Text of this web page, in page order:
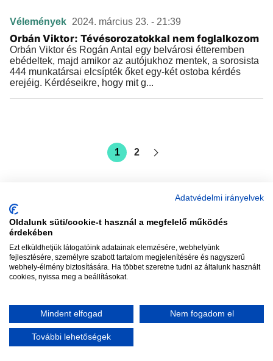
Vélemények 2024. március 23. - 21:39
Orbán Viktor: Tévésorozatokkal nem foglalkozom
Orbán Viktor és Rogán Antal egy belvárosi étteremben
ebédeltek, majd amikor az autójukhoz mentek, a sorosista
444 munkatársai elcsípték őket egy-két ostoba kérdés
erejéig. Kérdéseikre, hogy mit g...
1 2
Szerkesztőség:szerk@vadhajtasok.hu
Modi:moderator@vadhajtasok.hu
AdatvédelemImpresszumSzerzői jogok
2018 Vadhajtások.hu
Adatvédelmi irányelvek
Oldalunk süti/cookie-t használ a megfelelő működés
érdekében
Ezt elküldhetjük látogatóink adatainak elemzésére, webhelyünk
fejlesztésére, személyre szabott tartalom megjelenítésére és nagyszerű
webhely-élmény biztosítására. Ha többet szeretne tudni az általunk használt
cookies, nyissa meg a beállításokat.
Mindent elfogad Nem fogadom el
További lehetőségek